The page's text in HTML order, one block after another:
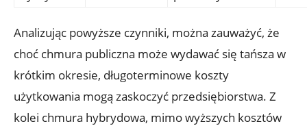
Analizując‍ powyższe ‍czynniki, można zauważyć, że
choć chmura publiczna może‌ wydawać się tańsza w
krótkim okresie,‍ długoterminowe koszty
użytkowania mogą ⁣zaskoczyć przedsiębiorstwa. Z
⁢kolei chmura hybrydowa, mimo wyższych kosztów